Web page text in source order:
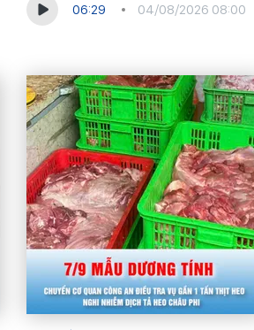
06:29 04/08/2026 08:00